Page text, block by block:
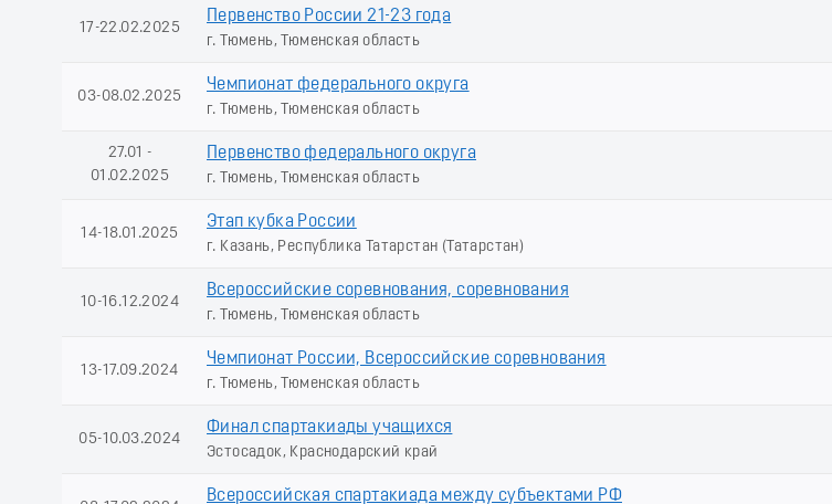
17-22.02.2025
Первенство России 21-23 года
г. Тюмень, Тюменская область
03-08.02.2025
Чемпионат федерального округа
г. Тюмень, Тюменская область
27.01 -
01.02.2025
Первенство федерального округа
г. Тюмень, Тюменская область
14-18.01.2025
Этап кубка России
г. Казань, Республика Татарстан (Татарстан)
10-16.12.2024
Всероссийские соревнования, соревнования
г. Тюмень, Тюменская область
13-17.09.2024
Чемпионат России, Всероссийские соревнования
г. Тюмень, Тюменская область
05-10.03.2024
Финал спартакиады учащихся
Эстосадок, Краснодарский край
Всероссийская спартакиада между субъектами РФ